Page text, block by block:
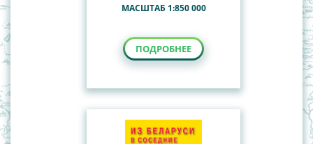
МАСШТАБ 1:850 000
ПОДРОБНЕЕ